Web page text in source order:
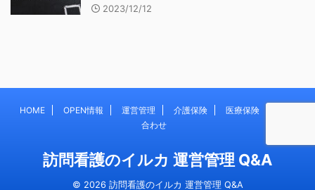
2023/12/12
HOME OPEN情報 運営管理 介護保険 医療保険
合わせ
訪問看護のイルカ 運営管理 Q&A
© 2026 訪問看護のイルカ 運営管理 Q&A